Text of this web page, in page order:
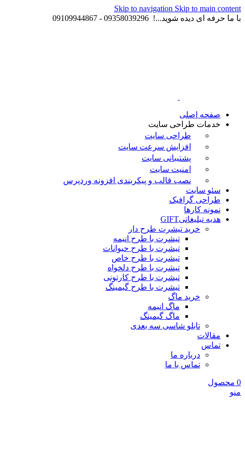
Skip to navigation Skip to main content
با ما حرفه ای دیده شوید...! 09358039296 - 09109944867
صفحه اصلی
خدمات طراحی سایت
طراحی سایت
افزایش سرعت سایت
پشتیبانی سایت
امنیت سایت
نصب قالب و پیکربندی افزونه وردپرس
سئو سایت
طراحی گرافیک
نمونه کارها
هدیه تبلیغاتیGIFT
خرید تیشرت طرح دار
تیشرت با طرح انیمه
تیشرت با طرح حیوانات
تیشرت با طرح خاص
تیشرت با طرح دلخواه
تیشرت با طرح کارتونی
تیشرت با طرح گیمینگ
خرید ماگ
ماگ انیمه
ماگ گیمینگ
تابلو شاسی سه بعدی
مقالات
تماس
درباره ما
تماس با ما
0 محصول
منو